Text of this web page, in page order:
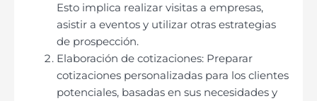
Esto implica realizar visitas a empresas,
asistir a eventos y utilizar otras estrategias
de prospección.
Elaboración de cotizaciones: Preparar
cotizaciones personalizadas para los clientes
potenciales, basadas en sus necesidades y